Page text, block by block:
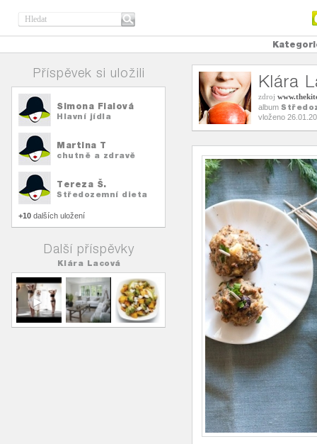
Příspěvek si uložili
Simona Fialová
Hlavní jídla
Martina T
chutně a zdravě
Tereza Š.
Středozemní dieta
+10 dalších uložení
Další příspěvky
Klára Lacová
Klára
zdroj
album
vloženo